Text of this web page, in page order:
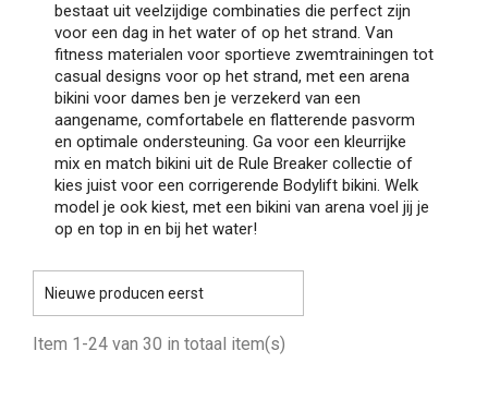
bestaat uit veelzijdige combinaties die perfect zijn
voor een dag in het water of op het strand. Van
fitness materialen voor sportieve zwemtrainingen tot
casual designs voor op het strand, met een arena
bikini voor dames ben je verzekerd van een
aangename, comfortabele en flatterende pasvorm
en optimale ondersteuning. Ga voor een kleurrijke
mix en match bikini uit de Rule Breaker collectie of
kies juist voor een corrigerende Bodylift bikini. Welk
model je ook kiest, met een bikini van arena voel jij je
op en top in en bij het water!
Nieuwe producen eerst
Item 1-24 van 30 in totaal item(s)